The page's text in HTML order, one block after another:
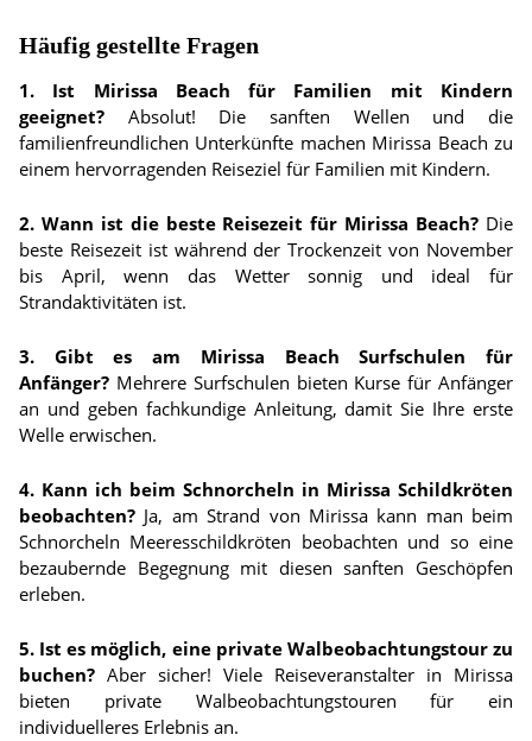
Häufig gestellte Fragen
1. Ist Mirissa Beach für Familien mit Kindern
geeignet? Absolut! Die sanften Wellen und die
familienfreundlichen Unterkünfte machen Mirissa Beach zu
einem hervorragenden Reiseziel für Familien mit Kindern.
2. Wann ist die beste Reisezeit für Mirissa Beach? Die
beste Reisezeit ist während der Trockenzeit von November
bis April, wenn das Wetter sonnig und ideal für
Strandaktivitäten ist.
3. Gibt es am Mirissa Beach Surfschulen für
Anfänger? Mehrere Surfschulen bieten Kurse für Anfänger
an und geben fachkundige Anleitung, damit Sie Ihre erste
Welle erwischen.
4. Kann ich beim Schnorcheln in Mirissa Schildkröten
beobachten? Ja, am Strand von Mirissa kann man beim
Schnorcheln Meeresschildkröten beobachten und so eine
bezaubernde Begegnung mit diesen sanften Geschöpfen
erleben.
5. Ist es möglich, eine private Walbeobachtungstour zu
buchen? Aber sicher! Viele Reiseveranstalter in Mirissa
bieten private Walbeobachtungstouren für ein
individuelleres Erlebnis an.